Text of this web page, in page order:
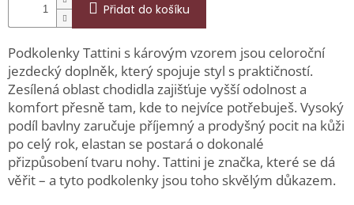
Přidat do košíku
Podkolenky Tattini s károvým vzorem jsou celoroční
jezdecký doplněk, který spojuje styl s praktičností.
Zesílená oblast chodidla zajišťuje vyšší odolnost a
komfort přesně tam, kde to nejvíce potřebuješ. Vysoký
podíl bavlny zaručuje příjemný a prodyšný pocit na kůži
po celý rok, elastan se postará o dokonalé
přizpůsobení tvaru nohy. Tattini je značka, které se dá
věřit – a tyto podkolenky jsou toho skvělým důkazem.